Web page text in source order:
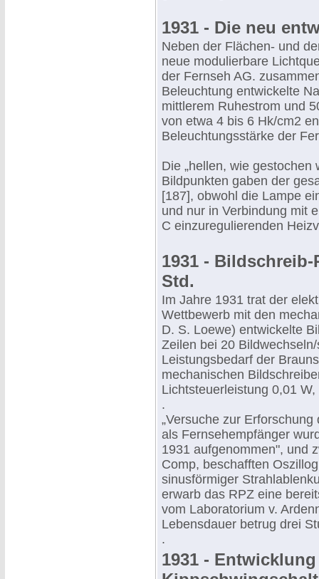
1931 - Die neu
Neben der Flächen- und
neue modulierbare
der Fernseh AG.
Beleuchtung entwickelte
mittlerem Ruhestrom und
von etwa 4 bis 6 Hk/cm2
Beleuchtungsstärke der
Die „hellen, wie
Bildpunkten gaben der
[187], obwohl die Lampe
und nur in Verbindung mit
C einzuregulierenden
1931 -
Std.
Im Jahre 1931 trat der
Wettbewerb mit den
D. S. Loewe) entwickelte
Zeilen bei 20
Leistungsbedarf der
mechanischen
Lichtsteuerleistung 0,01
.
„Versuche zur
als Fernsehempfänger
1931 aufgenommen", und
Comp, beschafften
sinusförmiger
erwarb das RPZ eine
vom Laboratorium v.
Lebensdauer betrug drei
.
1931 -